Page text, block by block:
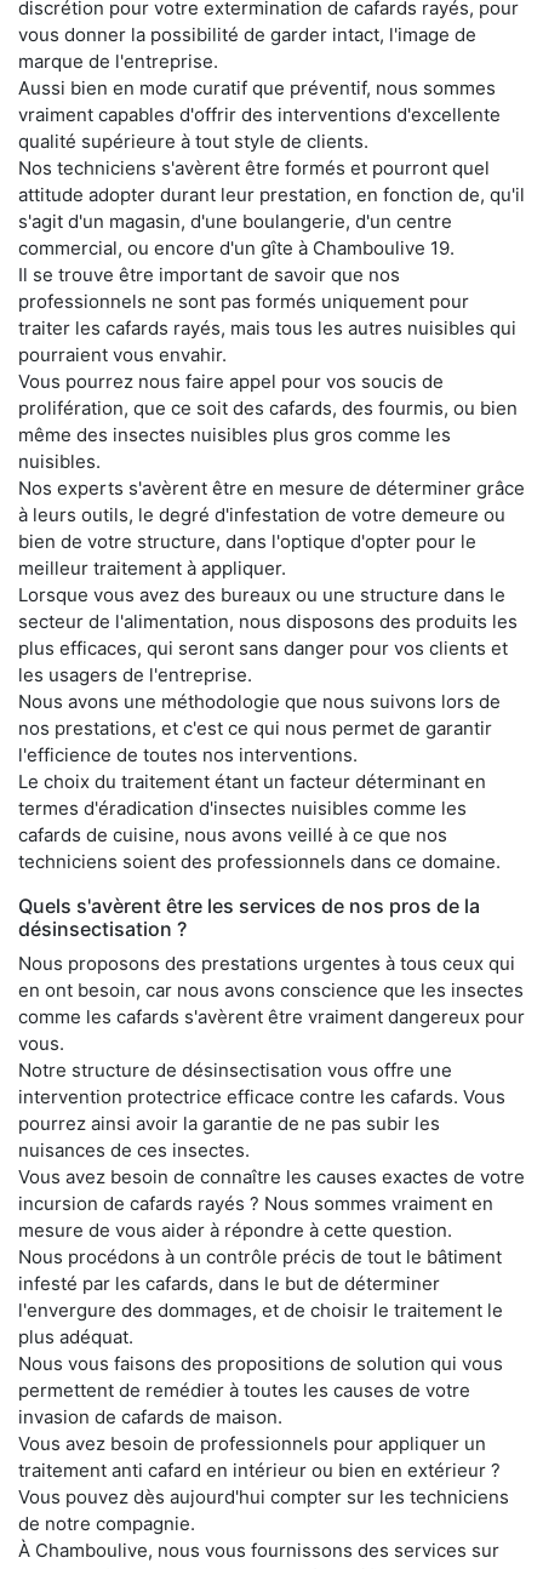
discrétion pour votre extermination de cafards rayés, pour
vous donner la possibilité de garder intact, l'image de
marque de l'entreprise.
Aussi bien en mode curatif que préventif, nous sommes
vraiment capables d'offrir des interventions d'excellente
qualité supérieure à tout style de clients.
Nos techniciens s'avèrent être formés et pourront quel
attitude adopter durant leur prestation, en fonction de, qu'il
s'agit d'un magasin, d'une boulangerie, d'un centre
commercial, ou encore d'un gîte à Chamboulive 19.
Il se trouve être important de savoir que nos
professionnels ne sont pas formés uniquement pour
traiter les cafards rayés, mais tous les autres nuisibles qui
pourraient vous envahir.
Vous pourrez nous faire appel pour vos soucis de
prolifération, que ce soit des cafards, des fourmis, ou bien
même des insectes nuisibles plus gros comme les
nuisibles.
Nos experts s'avèrent être en mesure de déterminer grâce
à leurs outils, le degré d'infestation de votre demeure ou
bien de votre structure, dans l'optique d'opter pour le
meilleur traitement à appliquer.
Lorsque vous avez des bureaux ou une structure dans le
secteur de l'alimentation, nous disposons des produits les
plus efficaces, qui seront sans danger pour vos clients et
les usagers de l'entreprise.
Nous avons une méthodologie que nous suivons lors de
nos prestations, et c'est ce qui nous permet de garantir
l'efficience de toutes nos interventions.
Le choix du traitement étant un facteur déterminant en
termes d'éradication d'insectes nuisibles comme les
cafards de cuisine, nous avons veillé à ce que nos
techniciens soient des professionnels dans ce domaine.
Quels s'avèrent être les services de nos pros de la
désinsectisation ?
Nous proposons des prestations urgentes à tous ceux qui
en ont besoin, car nous avons conscience que les insectes
comme les cafards s'avèrent être vraiment dangereux pour
vous.
Notre structure de désinsectisation vous offre une
intervention protectrice efficace contre les cafards. Vous
pourrez ainsi avoir la garantie de ne pas subir les
nuisances de ces insectes.
Vous avez besoin de connaître les causes exactes de votre
incursion de cafards rayés ? Nous sommes vraiment en
mesure de vous aider à répondre à cette question.
Nous procédons à un contrôle précis de tout le bâtiment
infesté par les cafards, dans le but de déterminer
l'envergure des dommages, et de choisir le traitement le
plus adéquat.
Nous vous faisons des propositions de solution qui vous
permettent de remédier à toutes les causes de votre
invasion de cafards de maison.
Vous avez besoin de professionnels pour appliquer un
traitement anti cafard en intérieur ou bien en extérieur ?
Vous pouvez dès aujourd'hui compter sur les techniciens
de notre compagnie.
À Chamboulive, nous vous fournissons des services sur